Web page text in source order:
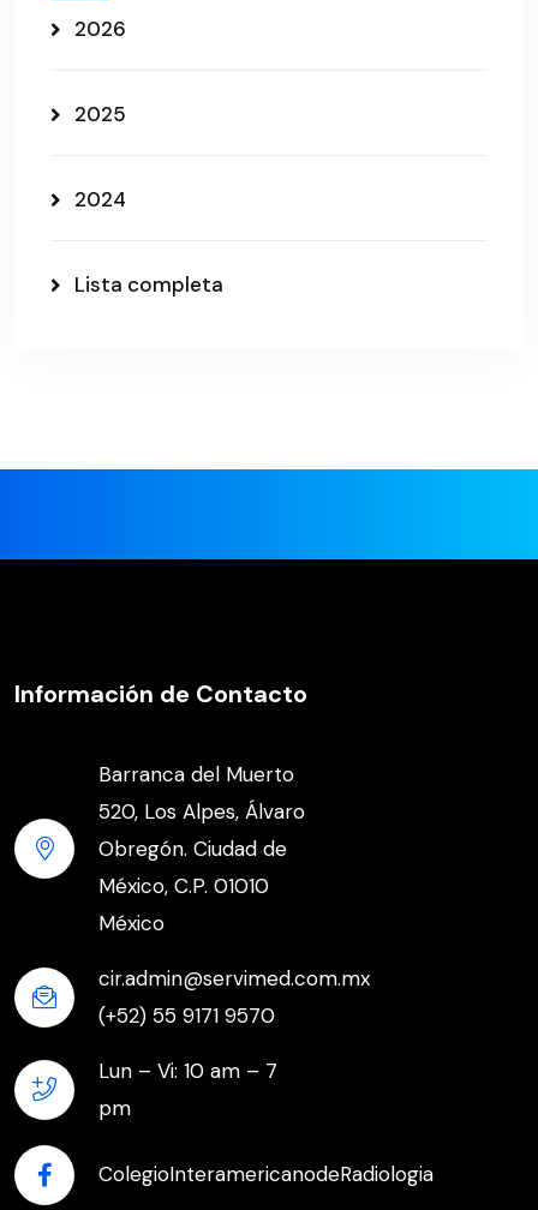
2026
2025
2024
Lista completa
Información de Contacto
Barranca del Muerto
520, Los Alpes, Álvaro
Obregón. Ciudad de
México, C.P. 01010
México
cir.admin@servimed.com.mx
(+52) 55 9171 9570
Lun – Vi: 10 am – 7
pm
ColegioInteramericanodeRadiologia